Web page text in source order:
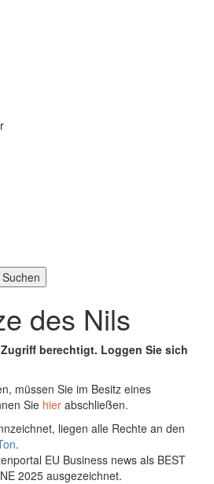
des Nils
berechtigt. Loggen Sie sich
müssen Sie im Besitz eines
Sie hier abschließen.
liegen alle Rechte an den
.
EU Business news als BEST
2025 ausgezeichnet.